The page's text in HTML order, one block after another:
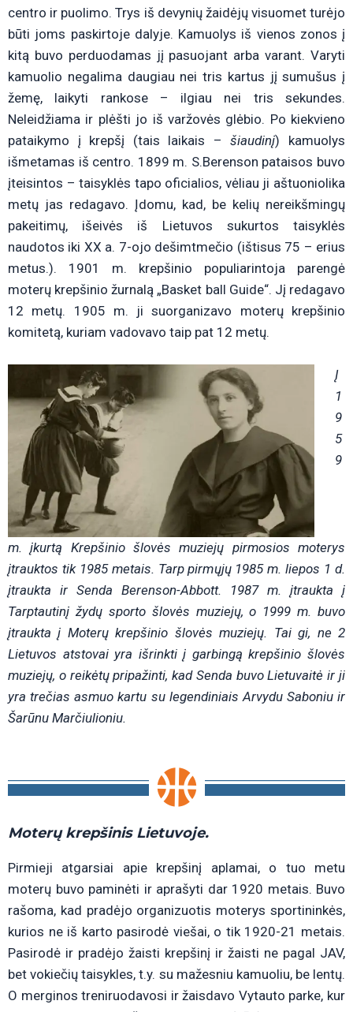
centro ir puolimo. Trys iš devynių žaidėjų visuomet turėjo
būti joms paskirtoje dalyje. Kamuolys iš vienos zonos į
kitą buvo perduodamas jį pasuojant arba varant. Varyti
kamuolio negalima daugiau nei tris kartus jį sumušus į
žemę, laikyti rankose – ilgiau nei tris sekundes.
Neleidžiama ir plėšti jo iš varžovės glėbio. Po kiekvieno
pataikymo į krepšį (tais laikais –šiaudinį) kamuolys
išmetamas iš centro. 1899 m. S.Berenson pataisos buvo
įteisintos – taisyklės tapo oficialios, vėliau ji aštuoniolika
metų jas redagavo. Įdomu, kad, be kelių nereikšmingų
pakeitimų, išeivės iš Lietuvos sukurtos taisyklės
naudotos iki XX a. 7-ojo dešimtmečio (ištisus 75 – erius
metus.). 1901 m. krepšinio populiarintoja parengė
moterų krepšinio žurnalą „Basket ball Guide“. Jį redagavo
12 metų. 1905 m. ji suorganizavo moterų krepšinio
komitetą, kuriam vadovavo taip pat 12 metų.
Į
1
9
5
9
m. įkurtą Krepšinio šlovės muziejų pirmosios moterys
įtrauktos tik 1985 metais. Tarp pirmųjų 1985 m. liepos 1 d.
įtraukta ir Senda Berenson-Abbott. 1987 m. įtraukta į
Tarptautinį žydų sporto šlovės muziejų, o 1999 m. buvo
įtraukta į Moterų krepšinio šlovės muziejų. Tai gi, ne 2
Lietuvos atstovai yra išrinkti į garbingą krepšinio šlovės
muziejų, o reikėtų pripažinti, kad Senda buvo Lietuvaitė ir ji
yra trečias asmuo kartu su legendiniais Arvydu Saboniu ir
Šarūnu Marčiulioniu.
Moterų krepšinis Lietuvoje.
Pirmieji atgarsiai apie krepšinį aplamai, o tuo metu
moterų buvo paminėti ir aprašyti dar 1920 metais. Buvo
rašoma, kad pradėjo organizuotis moterys sportininkės,
kurios ne iš karto pasirodė viešai, o tik 1920-21 metais.
Pasirodė ir pradėjo žaisti krepšinį ir žaisti ne pagal JAV,
bet vokiečių taisykles, t.y. su mažesniu kamuoliu, be lentų.
O merginos treniruodavosi ir žaisdavo Vytauto parke, kur